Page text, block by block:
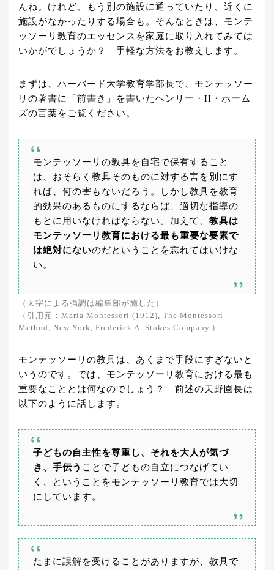
んね。けれど、もう別の施設に通っていたり、近くに
施設がなかったりする場合も。そんなときは、モンテ
ッソーリ教育のエッセンスを家庭に取り入れてみては
いかがでしょうか？ 手軽な方法をお教えします。
まずは、ハーバード大学教育学部長で、モンテッソー
リの著書に「前書き」を書いたヘンリー・H・ホーム
ズの言葉をご覧ください。
モンテッソーリの教具を自宅で保有すること
は、おそらく教具そのものに対する害を別にす
れば、何の害もないだろう。しかし教具を教育
的効果のあるものにするならば、適切な指導の
もとに用いなければならない。加えて、 教具は
モンテッソーリ教育における最も重要な要素で
は絶対にないのだということを忘れてはいけな
い。
（太字による強調は編集部が施した）
（引用元：Maria Montessori (1912), The Montessori
Method, New York, Frederick A. Stokes Company.）
モンテッソーリの教具は、あくまで手段にすぎないと
いうのです。では、モンテッソーリ教育における最も
重要なこととは何なのでしょう？ 前述の天野園長は
以下のように話します。
子どもの自主性を尊重し、それを大人が気づ
き、手伝う ことで子どもの自立につなげてい
く、ということをモンテッソーリ教育では大切
にしています。
たまに誤解を受けることがありますが、教具で